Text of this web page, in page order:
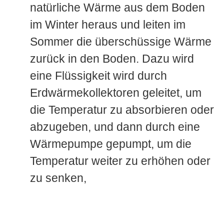
natürliche Wärme aus dem Boden
im Winter heraus und leiten im
Sommer die überschüssige Wärme
zurück in den Boden. Dazu wird
eine Flüssigkeit wird durch
Erdwärmekollektoren geleitet, um
die Temperatur zu absorbieren oder
abzugeben, und dann durch eine
Wärmepumpe gepumpt, um die
Temperatur weiter zu erhöhen oder
zu senken,